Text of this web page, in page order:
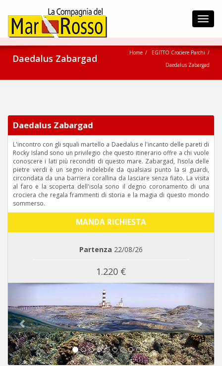
Daedalus Zabargad Home
EGITTO Crociere Parchi
Daedalus Zabargad
Daedalus Zabargad
L'incontro con gli squali martello a Daedalus e l'incanto delle pareti di
Rocky Island sono un privilegio che questo itinerario offre a chi vuole
conoscere i lati più reconditi di questo mare. Zabargad, l’isola delle
pietre verdi è un segno indelebile da qualsiasi punto la si guardi,
circondata da una barriera corallina da lasciare senza fiato. La visita
al faro e la scoperta dell'isola sono il degno coronamento di una
crociera che regala frammenti di storia e la magia di questo mondo
sommerso.
MANDA RICHIESTA
Partenza 22/08/26
1.220 €
Previous Next